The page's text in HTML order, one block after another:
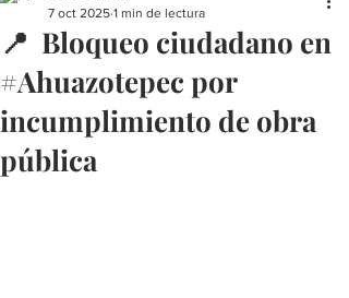
📍 Bloqueo ciudadano en
#Ahuazotepec por
incumplimiento de obra
pública
7 oct 2025 1 min de lectura